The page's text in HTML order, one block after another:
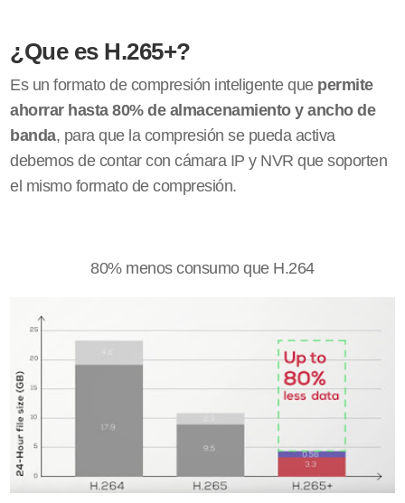
¿Que es H.265+?
Es un formato de compresión inteligente que permite
ahorrar hasta 80% de almacenamiento y ancho de
banda, para que la compresión se pueda activa
debemos de contar con cámara IP y NVR que soporten
el mismo formato de compresión.
80% menos consumo que H.264